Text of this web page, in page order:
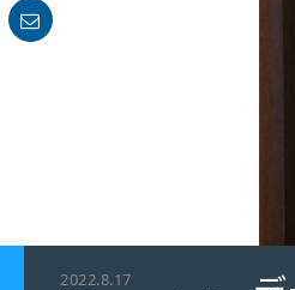
2022.8.17